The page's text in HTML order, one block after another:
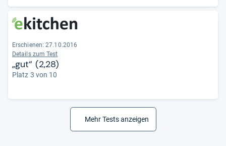
Erschienen: 27.10.2016
Details zum Test
„gut“ (2,28)
Platz 3 von 10
Mehr Tests anzeigen